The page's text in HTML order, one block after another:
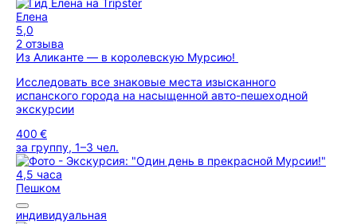
Елена
5,0
2 отзыва
Из Аликанте — в королевскую Мурсию!
Исследовать все знаковые места изысканного
испанского города на насыщенной авто-пешеходной
экскурсии
400 €
за группу, 1–3 чел.
4,5 часа
Пешком
индивидуальная